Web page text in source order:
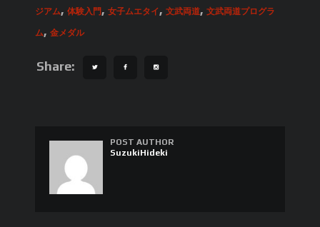
ジアム, 体験入門 , 女子ムエタイ, 文武両道, 文武両道プログラ
ム, 金メダル
Share:
POST AUTHOR
SuzukiHideki